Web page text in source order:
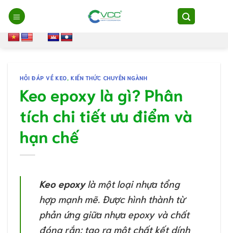
Chuyển
đến
nội
dung
HỎI ĐÁP VỀ KEO, KIẾN THỨC CHUYÊN NGÀNH
Keo epoxy là gì? Phân
tích chi tiết ưu điểm và
hạn chế
Keo epoxylà một loại nhựa tổng
hợp mạnh mẽ. Được hình thành từ
phản ứng giữa nhựa epoxy và chất
đóng rắn; tạo ra một chất kết dính